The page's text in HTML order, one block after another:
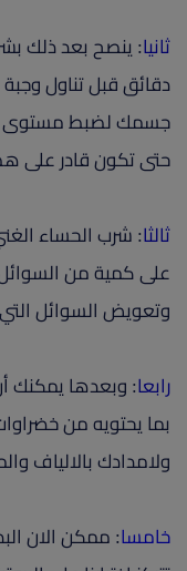
ثانيا: ينصح بعد ذلك
دقائق قبل تناول وجبة
جسمك لضبط مستوى
حتى تكون قادر على
ثالثا: شرب الحساء
على كمية من
وتعويض السوائل التي
رابعا: وبعدها يمكنك
بما يحتويه من
ولامدادك بالالياف
خامسا: ممكن الان